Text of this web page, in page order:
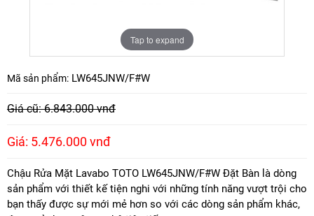
Tap to expand
Mã sản phẩm: LW645JNW/F#W
Giá cũ: 6.843.000 vnđ
Giá: 5.476.000 vnđ
Chậu Rửa Mặt Lavabo TOTO LW645JNW/F#W Đặt Bàn là dòng
sản phẩm với thiết kế tiện nghi với những tính năng vượt trội cho
bạn thấy được sự mới mẻ hơn so với các dòng sản phẩm khác,